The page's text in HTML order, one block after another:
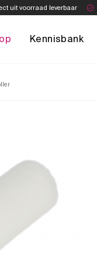
uit voorraad leverbaar
Kennisbank